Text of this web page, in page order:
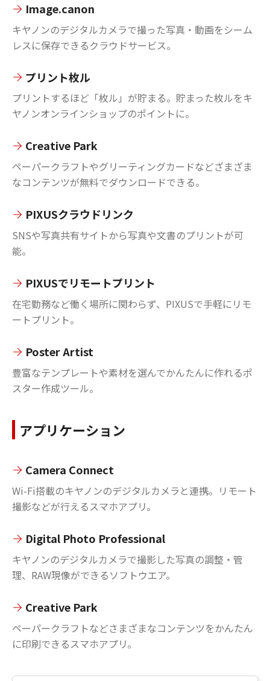
Image.canon
キヤノンのデジタルカメラで撮った写真・動画をシーム
レスに保存できるクラウドサービス。
プリント枚ル
プリントするほど「枚ル」が貯まる。貯まった枚ルをキ
ヤノンオンラインショップのポイントに。
Creative Park
ペーパークラフトやグリーティングカードなどざまざま
なコンテンツが無料でダウンロードできる。
PIXUSクラウドリンク
SNSや写真共有サイトから写真や文書のプリントが可
能。
PIXUSでリモートプリント
在宅勤務など働く場所に関わらず、PIXUSで手軽にリモ
ートプリント。
Poster Artist
豊富なテンプレートや素材を選んでかんたんに作れるポ
スター作成ツール。
アプリケーション
Camera Connect
Wi-Fi搭載のキヤノンのデジタルカメラと連携。リモート
撮影などが行えるスマホアプリ。
Digital Photo Professional
キヤノンのデジタルカメラで撮影した写真の調整・管
理、RAW現像ができるソフトウエア。
Creative Park
ペーパークラフトなどさまざまなコンテンツをかんたん
に印刷できるスマホアプリ。